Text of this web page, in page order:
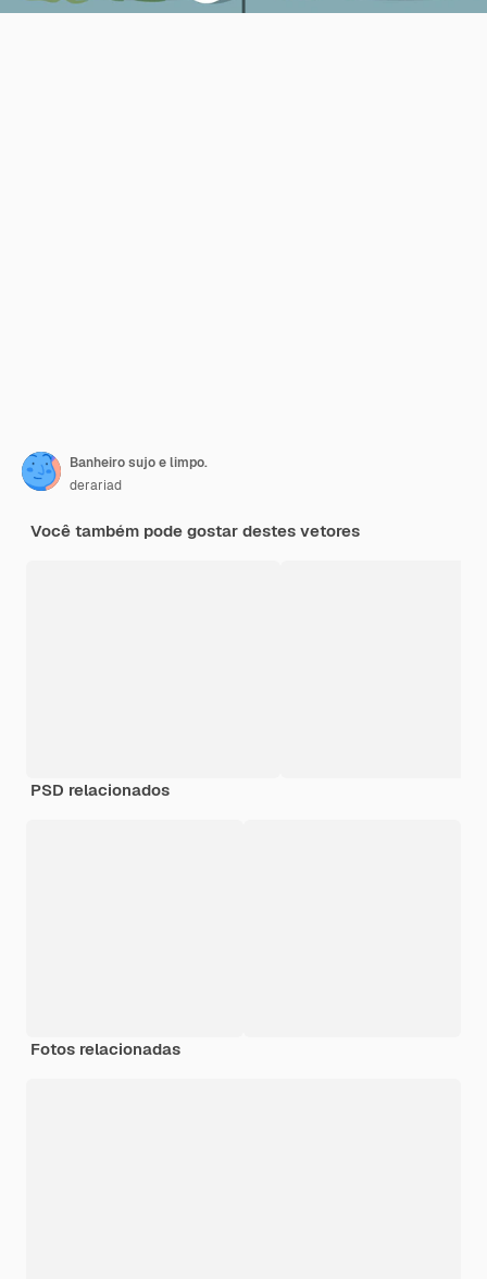
Banheiro sujo e limpo.
derariad
Você também pode gostar destes vetores
PSD relacionados
Fotos relacionadas